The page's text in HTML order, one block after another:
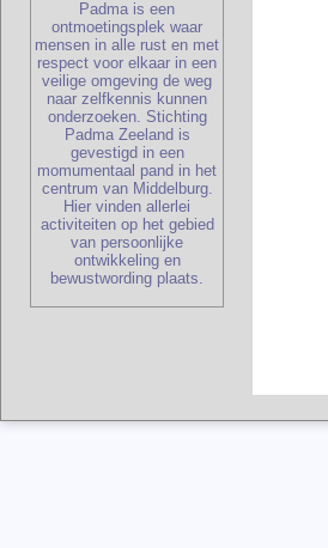
Padma is een
ontmoetingsplek waar
mensen in alle rust en met
respect voor elkaar in een
veilige omgeving de weg
naar zelfkennis kunnen
onderzoeken. Stichting
Padma Zeeland is
gevestigd in een
momumentaal pand in het
centrum van Middelburg.
Hier vinden allerlei
activiteiten op het gebied
van persoonlijke
ontwikkeling en
bewustwording plaats.